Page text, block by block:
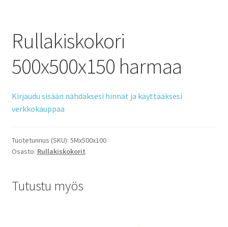
Rullakiskokori
500x500x150 harmaa
Kirjaudu sisään nähdäksesi hinnat ja käyttääksesi
verkkokauppaa
Tuotetunnus (SKU): 5Mx500x100
Osasto: Rullakiskokorit
Tutustu myös